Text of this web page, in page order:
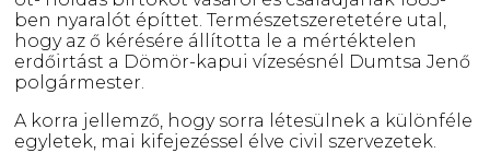
ben nyaralót építtet. Természetszeretetére utal,
hogy az ő kérésére állította le a mértéktelen
erdőirtást a Dömör-kapui vízesésnél Dumtsa Jenő
polgármester.
A korra jellemző, hogy sorra létesülnek a különféle
egyletek, mai kifejezéssel élve civil szervezetek.